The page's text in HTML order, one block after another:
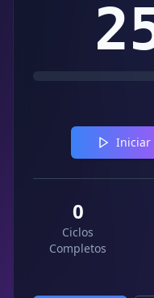
Iniciar
0
Ciclos
Completos